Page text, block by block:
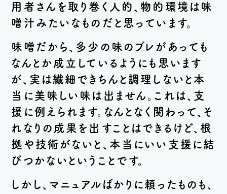
用者さんを取り巻く人的、物的環境は味
噌汁みたいなものだと思っています。
味噌だから、多少の味のブレがあっても
なんとか成立しているようにも思います
が、実は繊細できちんと調理しないと本
当に美味しい味は出ません。これは、支
援に例えられます。なんとなく関わって、そ
れなりの成果を出すことはできるけど、根
拠や技術がないと、本当にいい支援に結
びつかないということです。
しかし、マニュアルばかりに頼ったものも、